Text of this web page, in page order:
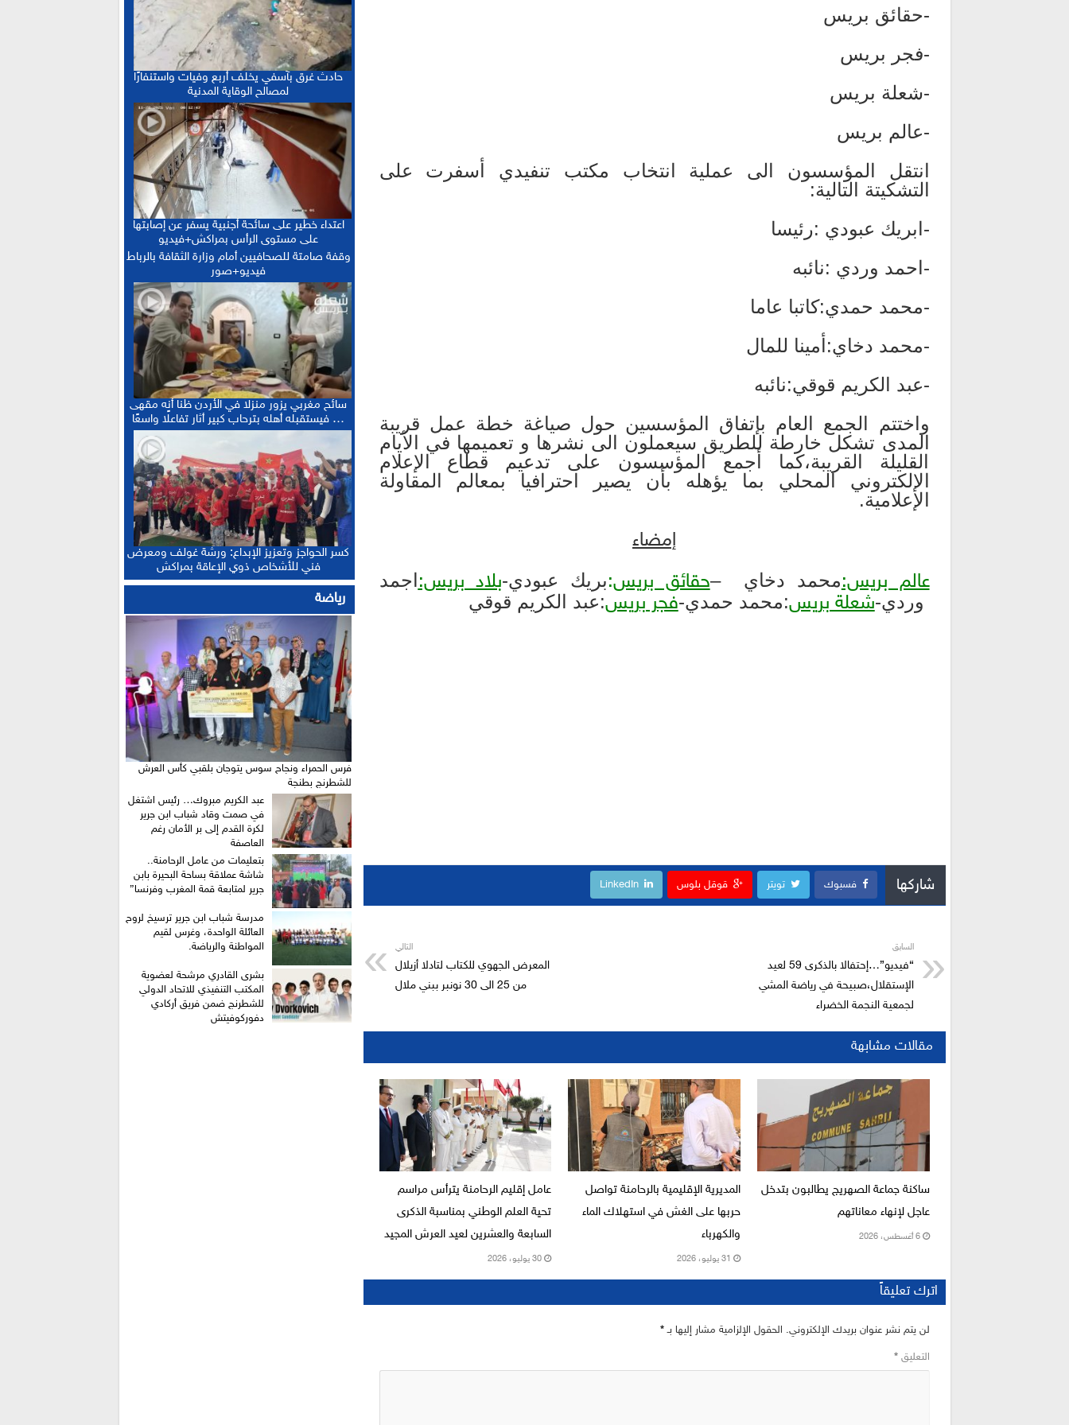
15:13 :
“حصيلة إيجابية”.. فرنسا والمغرب يعززان
التعاون الأمني والاقتصادي بمعاهدات غير مسبوقة
15:06 :
الدكتورة أمل العباسي.. نموذج للأستاذة
الجامعية التي تجمع بين التميز الأكاديمي والالتزام
التربوي
12:16 :
بعد إجراء الاستدراكية.. الإعلان عن النتائج
النهائية للبكالوريا ونسبة النجاح تتجاوز 81 في المائة
حادث غرق بآسفي يخلف أربع وفيات واستنفارًا
لمصالح الوقاية المدنية
اعتداء خطير على سائحة أجنبية يسفر عن إصابتها
على مستوى الرأس بمراكش+فيديو
وقفة صامتة للصحافيين أمام وزارة الثقافة بالرباط
فيديو+صور
سائح مغربي يزور منزلا في الأردن ظنا أنه مقهى
… فيستقبله أهله بترحاب كبير أثار تفاعلًا واسعًا
كسر الحواجز وتعزيز الإبداع: ورشة غولف ومعرض
فني للأشخاص ذوي الإعاقة بمراكش
رياضة
فرس الحمراء ونجاح سوس يتوجان بلقبي كأس العرش
للشطرنج بطنجة
عبد الكريم مبروك… رئيس اشتغل
في صمت وقاد شباب ابن جرير
لكرة القدم إلى بر الأمان رغم
العاصفة
بتعليمات من عامل الرحامنة..
شاشة عملاقة بساحة البحيرة بابن
جرير لمتابعة قمة المغرب وفرنسا”
​مدرسة شباب ابن جرير ترسيخ لروح
العائلة الواحدة، وغرس لقيم
المواطنة والرياضة.
بشرى القادري مرشحة لعضوية
المكتب التنفيذي للاتحاد الدولي
للشطرنج ضمن فريق أركادي
دفوركوفيتش
-حقائق بريس
-فجر بريس
-شعلة بريس
-عالم بريس
انتقل المؤسسون الى عملية انتخاب مكتب تنفيدي أسفرت على
التشكيتة التالية:
-ابريك عبودي :رئيسا
-احمد وردي :نائبه
-محمد حمدي:كاتبا عاما
-محمد دخاي:أمينا للمال
-عبد الكريم قوقي:نائبه
واختتم الجمع العام بإتفاق المؤسسين حول صياغة خطة عمل قريبة
المدى تشكل خارطة للطريق سيعملون الى نشرها و تعميمها في الأيام
القليلة القريبة،كما أجمع المؤسسون على تدعيم قطاع الإعلام
الإلكتروني المحلي بما يؤهله بأن يصير احترافيا بمعالم المقاولة
الإعلامية.
إمضاء
عالم بريس:محمد دخاي –حقائق بريس:بريك عبودي-بلاد بريس: اجمد
وردي-شعلة بريس:محمد حمدي-فجر بريس:عبد الكريم قوقي
شاركها فسبوك تويتر قوقل بلوس LinkedIn
السابق
“فيديو”…إحتفالا بالذكرى 59 لعيد
الإستقلال،صبيحة في رياضة المشي
لجمعية النجمة الخضراء
التالي
المعرض الجهوي للكتاب لتادلا أزيلال
من 25 الى 30 نونبر ببني ملال
مقالات مشابهة
ساكنة جماعة الصهريج يطالبون بتدخل
عاجل لإنهاء معاناتهم
6 أغسطس، 2026
المديرية الإقليمية بالرحامنة تواصل
حربها على الغش في استهلاك الماء
والكهرباء
31 يوليو، 2026
عامل إقليم الرحامنة يترأس مراسم
تحية العلم الوطني بمناسبة الذكرى
السابعة والعشرين لعيد العرش المجيد
30 يوليو، 2026
اترك تعليقاً
لن يتم نشر عنوان بريدك الإلكتروني. الحقول الإلزامية مشار إليها بـ*
التعليق*